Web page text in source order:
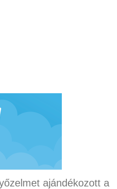
ajándékozott a